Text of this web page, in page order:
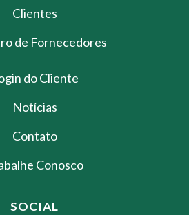
Clientes
de Fornecedores
do Cliente
Notícias
Contato
Conosco
SOCIAL